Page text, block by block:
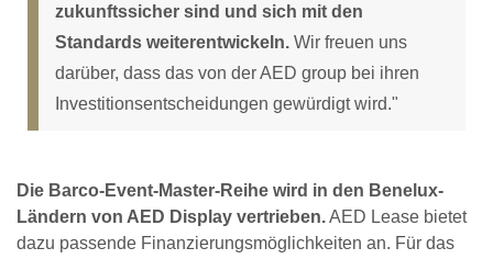
zukunftssicher sind und sich mit den
Standards weiterentwickeln. Wir freuen uns
darüber, dass das von der AED group bei ihren
Investitionsentscheidungen gewürdigt wird."
Die Barco-Event-Master-Reihe wird in den Benelux-
Ländern von AED Display vertrieben.AED Lease bietet
dazu passende Finanzierungsmöglichkeiten an. Für das